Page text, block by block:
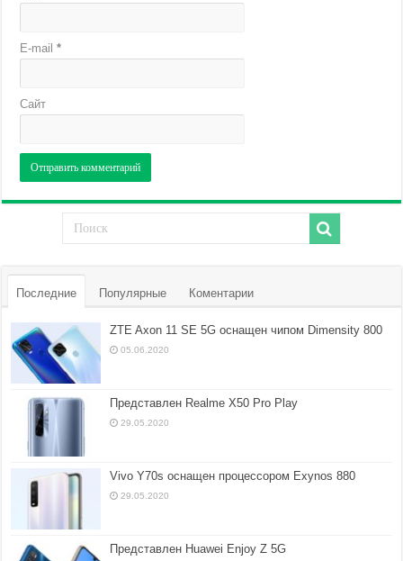
E-mail*
Сайт
Последние Популярные Коментарии
ZTE Axon 11 SE 5G оснащен чипом Dimensity 800
05.06.2020
Представлен Realme X50 Pro Play
29.05.2020
Vivo Y70s оснащен процессором Exynos 880
29.05.2020
Представлен Huawei Enjoy Z 5G